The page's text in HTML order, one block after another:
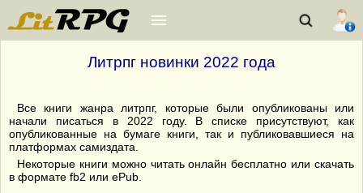
Литрпг новинки 2022 года
Все книги жанра литрпг, которые были опубликованы или
начали писаться в 2022 году. В списке присутствуют, как
опубликованные на бумаге книги, так и публиковавшиеся на
платформах самиздата.
Некоторые книги можно читать онлайн бесплатно или скачать
в формате fb2 или ePub.